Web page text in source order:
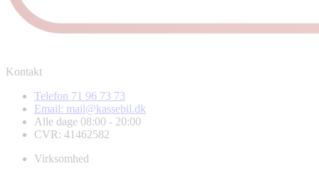
Kontakt
Telefon 71 96 73 73
Email: mail@kassebil.dk
Alle dage 08:00 - 20:00
CVR: 41462582
Virksomhed